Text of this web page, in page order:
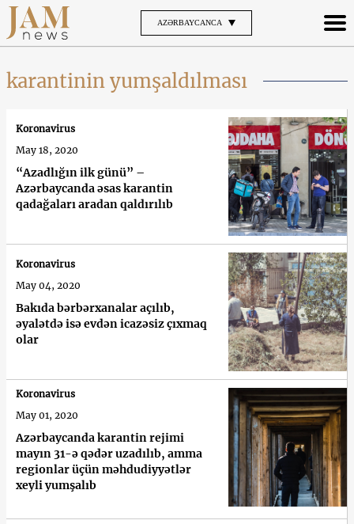
AZƏRBAYCANCA
karantinin yumşaldılması
“Azadlığın ilk günü” –
Azərbaycanda əsas karantin
qadağaları aradan qaldırılıb
Koronavirus
May 18, 2020
Bakıda bərbərxanalar açılıb,
əyalətdə isə evdən icazəsiz çıxmaq
olar
Koronavirus
May 04, 2020
Azərbaycanda karantin rejimi
mayın 31-ə qədər uzadılıb, amma
regionlar üçün məhdudiyyətlər
xeyli yumşalıb
Koronavirus
May 01, 2020